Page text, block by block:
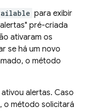
para exibir
pré-criada
ativaram os
se há um novo
o método
alertas. Caso
o método solicitará